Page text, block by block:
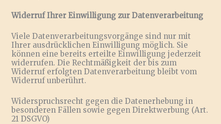
Widerruf Ihrer Einwilligung zur Datenverarbeitung
Viele Datenverarbeitungsvorgänge sind nur mit
Ihrer ausdrücklichen Einwilligung möglich. Sie
können eine bereits erteilte Einwilligung jederzeit
widerrufen. Die Rechtmäßigkeit der bis zum
Widerruf erfolgten Datenverarbeitung bleibt vom
Widerruf unberührt.
Widerspruchsrecht gegen die Datenerhebung in
besonderen Fällen sowie gegen Direktwerbung (Art.
21 DSGVO)